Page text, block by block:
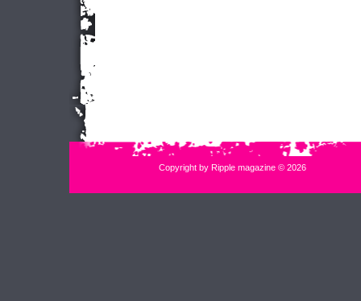
Copyright by Ripple magazine © 2026